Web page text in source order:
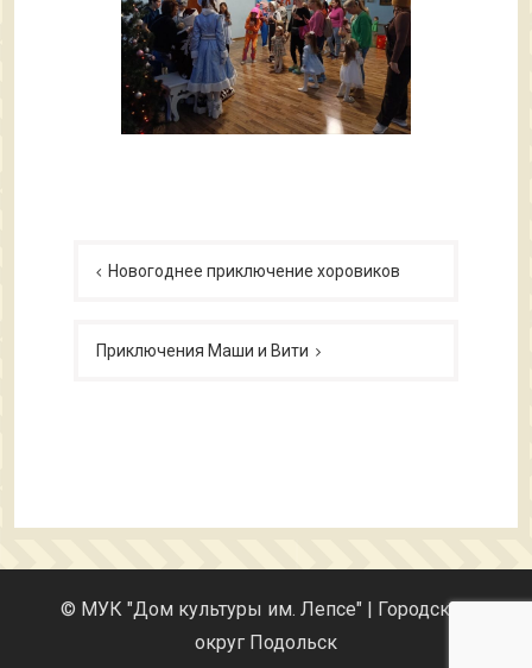
по Новогоднее приключение хоровиков
Приключения Маши и Вити
© МУК "Дом культуры им. Лепсе" | Городской
округ Подольск